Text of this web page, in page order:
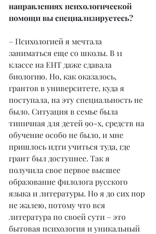
направлениях психологической
помощи вы специализируетесь?
– Психологией я мечтала
заниматься еще со школы. В 11
классе на ЕНТ даже сдавала
биологию. Но, как оказалось,
грантов в университете, куда я
поступала, на эту специальность не
было. Ситуация в семье была
типичная для детей 90-х, средств на
обучение особо не было, и мне
пришлось идти учиться туда, где
грант был доступнее. Так я
получила свое первое высшее
образование филолога русского
языка и литературы. Но я до сих пор
не жалею, потому что вся
литература по своей сути – это
бытовая психология и уникальный